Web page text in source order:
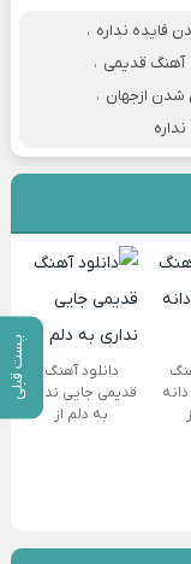
پست قبلی
فایده نداره ،
آهنگ قدیمی ،
شدن ازجهان ،
دانلود آهنگ
قدیمی جایی نداری
به دلم از